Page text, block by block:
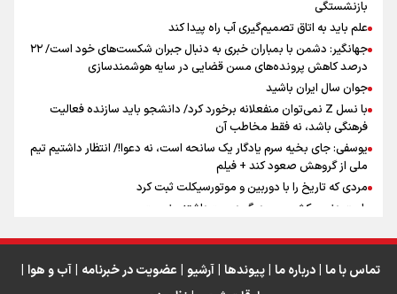
اینفو برنا / جدول کامل فاصله مرز شلمچه تا شهرهای زیارتی
عراق
بازنشستگی
علم باید به اتاق تصمیم‌گیری آب راه پیدا کند
جهانگیر: دشمن با بمباران خبری به دنبال جبران شکست‌های خود است/ ۲۲
درصد کاهش پرونده‌های مسن قضایی در سایه هوشمندسازی
جوان سال ایران باشید
با نسل Z نمی‌توان منفعلانه برخورد کرد/ دانشجو باید سازنده فعالیت
فرهنگی باشد، نه فقط مخاطب آن
یوسفی: جای بخیه سرم یادگار یک سانحه است، نه دعوا!/ انتظار داشتیم تیم
ملی از گروهش صعود کند + فیلم
مردی که تاریخ را با دوربین و موتورسیکلت ثبت کرد
رابرت دنیرو: کشور من دیگر دوست‌داشتنی نیست
انتظار حضور تیم‌های بزرگ مثل استقلال در لیگ هستیم
تورم ۵۸ درصدی معدن / وقتی هزینه استخراج از توان قیمت‌گذاری سبقتتماس با ما | درباره ما | پیوندها | آرشیو | عضویت در خبرنامه | آب و هوا |